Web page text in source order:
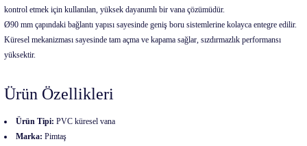
kontrol etmek için kullanılan, yüksek dayanımlı bir vana çözümüdür.
Ø90 mm çapındaki bağlantı yapısı sayesinde geniş boru sistemlerine kolayca entegre edilir.
Küresel mekanizması sayesinde tam açma ve kapama sağlar, sızdırmazlık performansı
yüksektir.
Ürün Özellikleri
Ürün Tipi: PVC küresel vana
Marka: Pimtaş